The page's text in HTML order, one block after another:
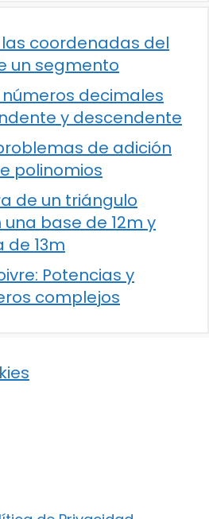
coordenadas del
un segmento
decimales
y descendente
de adición
polinomios
de un triángulo
base de 12m y
de 13m
Potencias y
complejos